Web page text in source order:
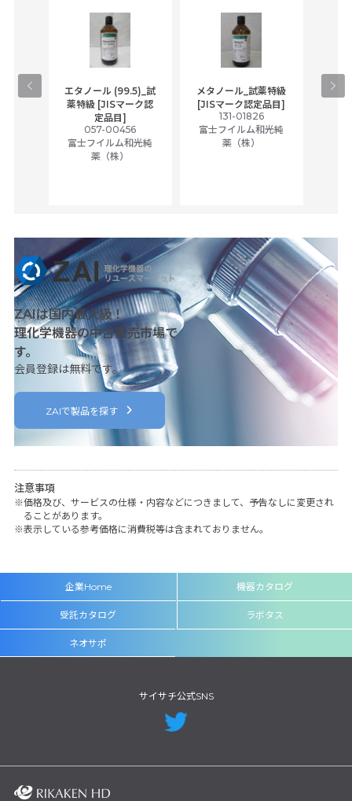
エタノール (99.5)_試
薬特級 [JISマーク認
定品目]
057-00456
富士フイルム和光純
薬（株）
メタノール_試薬特級
[JISマーク認定品目]
131-01826
富士フイルム和光純
薬（株）
ア
ZAIは国内最大級！
理化学機器の中古販売市場で
す。
会員登録は無料です。
ZAIで製品を探す
注意事項
価格及び、サービスの仕様・内容などにつきまして、予告なしに変更され
ることがあります。
表示している参考価格に消費税等は含まれておりません。
企業Home 機器カタログ
受託カタログ ラボタス
ネオサポ
サイサチ公式SNS